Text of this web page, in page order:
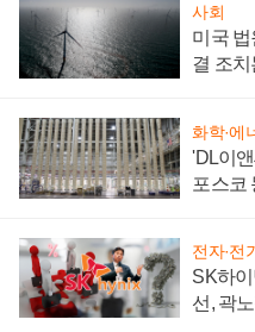
사회
미국
결 조치
화학·에
'DL이
포스코
전자·전
SK하
선, 곽